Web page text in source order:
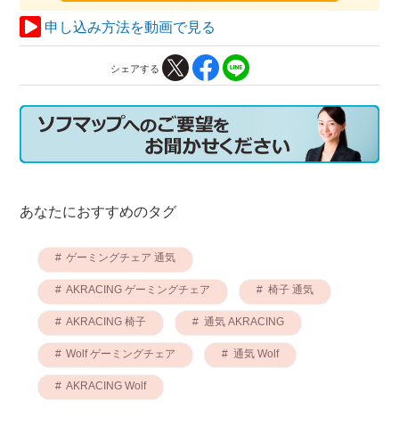
申し込み方法を動画で見る
シェアする
あなたにおすすめのタグ
ゲーミングチェア 通気
AKRACING ゲーミングチェア 椅子 通気
AKRACING 椅子 通気 AKRACING
Wolf ゲーミングチェア 通気 Wolf
AKRACING Wolf